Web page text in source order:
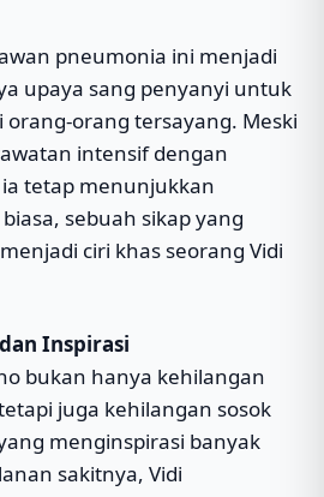
pneumonia ini menjadi
upaya sang penyanyi untuk
orang tersayang. Meski
intensif dengan
tetap menunjukkan
sebuah sikap yang
ciri khas seorang Vidi
Inspirasi
bukan hanya kehilangan
juga kehilangan sosok
menginspirasi banyak
sakitnya, Vidi